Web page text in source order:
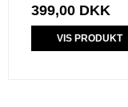
399,00 DKK
VIS PRODUKT